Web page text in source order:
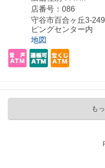
店番号：086
守谷市百合ヶ丘3-
ピングセンター内
地図
も